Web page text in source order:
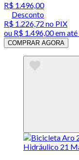
R$ 1.496,00
Desconto
R$ 1.226,72 no PIX
ou R$ 1.496,00em até
COMPRAR AGORA